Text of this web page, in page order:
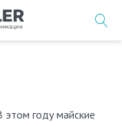
этом году майские